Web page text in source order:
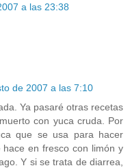
a las 23:38
de 2007 a las 7:10
Ya pasaré otras recetas
con yuca cruda. Por
que se usa para hacer
en fresco con limón y
Y si se trata de diarrea,